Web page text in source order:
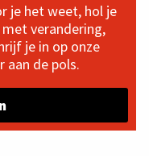
je het weet, hol je
verandering,
je in op onze
aan de pols.